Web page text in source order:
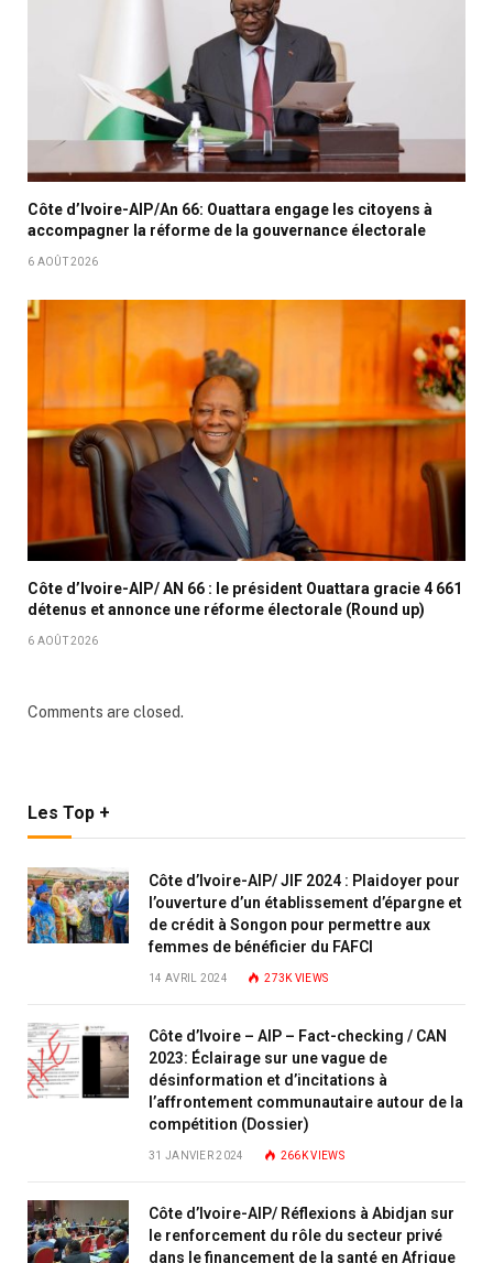
Côte d’Ivoire-AIP/An 66: Ouattara engage les citoyens à
accompagner la réforme de la gouvernance électorale
6 AOÛT 2026
Côte d’Ivoire-AIP/ AN 66 : le président Ouattara gracie 4 661
détenus et annonce une réforme électorale (Round up)
6 AOÛT 2026
Comments are closed.
Les Top +
Côte d’Ivoire-AIP/ JIF 2024 : Plaidoyer pour
l’ouverture d’un établissement d’épargne et
de crédit à Songon pour permettre aux
femmes de bénéficier du FAFCI
14 AVRIL 2024 273K VIEWS
Côte d’Ivoire – AIP – Fact-checking / CAN
2023: Éclairage sur une vague de
désinformation et d’incitations à
l’affrontement communautaire autour de la
compétition (Dossier)
31 JANVIER 2024 266KVIEWS
Côte d’Ivoire-AIP/ Réflexions à Abidjan sur
le renforcement du rôle du secteur privé
dans le financement de la santé en Afrique